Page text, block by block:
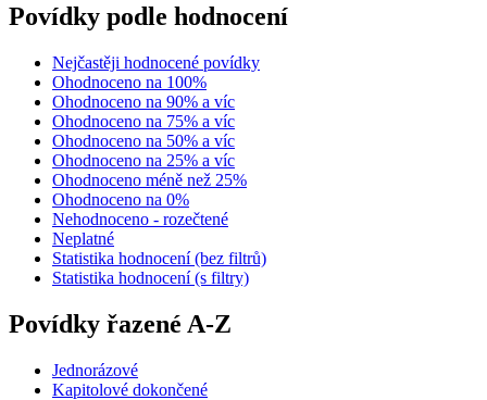
Povídky podle hodnocení
Nejčastěji hodnocené povídky
Ohodnoceno na 100%
Ohodnoceno na 90% a víc
Ohodnoceno na 75% a víc
Ohodnoceno na 50% a víc
Ohodnoceno na 25% a víc
Ohodnoceno méně než 25%
Ohodnoceno na 0%
Nehodnoceno - rozečtené
Neplatné
Statistika hodnocení (bez filtrů)
Statistika hodnocení (s filtry)
Povídky řazené A-Z
Jednorázové
Kapitolové dokončené